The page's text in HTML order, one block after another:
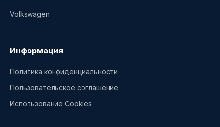
Volkswagen
Информация
Политика конфиденциальности
Пользовательское соглашение
Использование Cookies